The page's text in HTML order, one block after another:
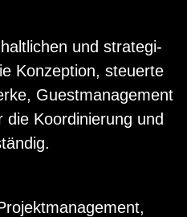
und stra­te­gi­
Kon­zep­ti­on, steu­er­te
Guest­ma­nage­ment
Ko­or­di­nie­rung und